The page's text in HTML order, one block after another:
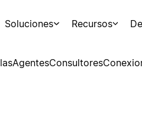
Soluciones Recursos
AgentesConsultores